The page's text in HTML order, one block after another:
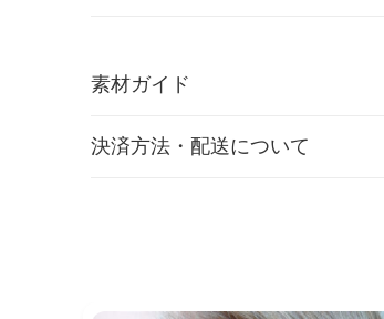
素材ガイド
決済方法・配送について